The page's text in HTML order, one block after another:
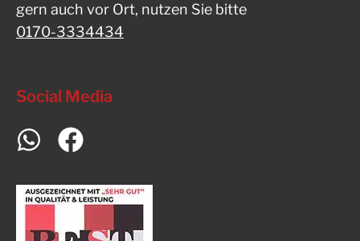
gern auch vor Ort, nutzen Sie bitte
0170-3334434
Social Media